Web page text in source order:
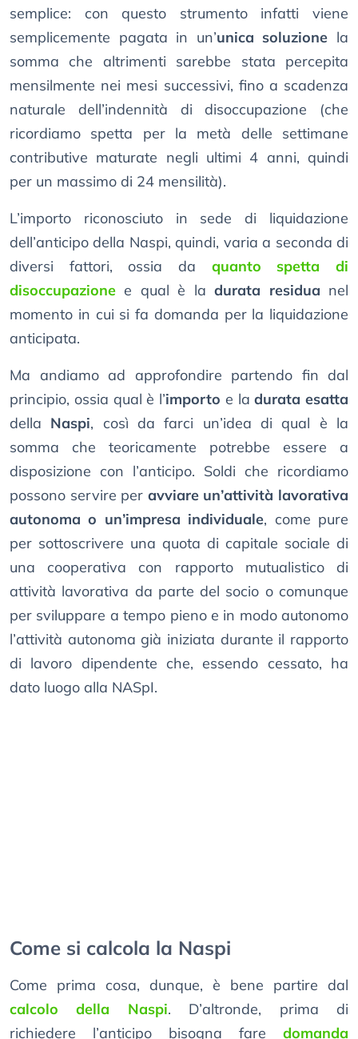
semplice: con questo strumento infatti viene
semplicemente pagata in un’unica soluzione la
somma che altrimenti sarebbe stata percepita
mensilmente nei mesi successivi, fino a scadenza
naturale dell’indennità di disoccupazione (che
ricordiamo spetta per la metà delle settimane
contributive maturate negli ultimi 4 anni, quindi
per un massimo di 24 mensilità).
L’importo riconosciuto in sede di liquidazione
dell’anticipo della Naspi, quindi, varia a seconda di
diversi fattori, ossia da quanto spetta di
disoccupazione e qual è ladurata residua nel
momento in cui si fa domanda per la liquidazione
anticipata.
Ma andiamo ad approfondire partendo fin dal
principio, ossia qual è l’importo e ladurata esatta
della Naspi, così da farci un’idea di qual è la
somma che teoricamente potrebbe essere a
disposizione con l’anticipo. Soldi che ricordiamo
possono servire per avviare un’attività lavorativa
autonoma o un’impresa individuale, come pure
per sottoscrivere una quota di capitale sociale di
una cooperativa con rapporto mutualistico di
attività lavorativa da parte del socio o comunque
per sviluppare a tempo pieno e in modo autonomo
l’attività autonoma già iniziata durante il rapporto
di lavoro dipendente che, essendo cessato, ha
dato luogo alla NASpI.
Come si calcola la Naspi
Come prima cosa, dunque, è bene partire dal
calcolo della Naspi. D’altronde, prima di
richiedere l’anticipo bisogna fare domanda